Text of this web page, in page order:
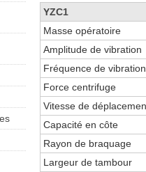
YZC1
Masse opératoire
Amplitude de vibration
Fréquence de vibration
Force centrifuge
Vitesse de
Capacité en côte
Rayon de braquage
Largeur de tambour